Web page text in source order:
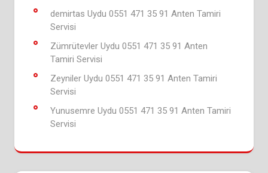
demirtas Uydu 0551 471 35 91 Anten Tamiri
Servisi
Zümrütevler Uydu 0551 471 35 91 Anten
Tamiri Servisi
Zeyniler Uydu 0551 471 35 91 Anten Tamiri
Servisi
Yunusemre Uydu 0551 471 35 91 Anten Tamiri
Servisi